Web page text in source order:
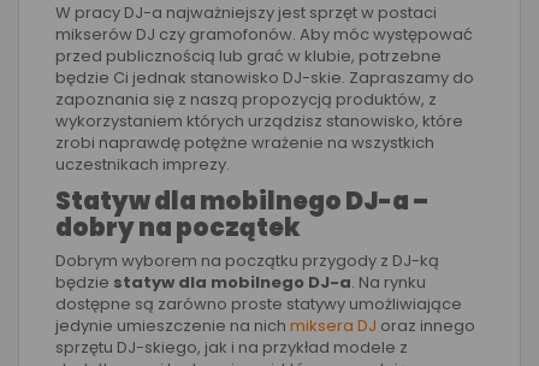
W pracy DJ-a najważniejszy jest sprzęt w postaci
mikserów DJ czy gramofonów. Aby móc występować
przed publicznością lub grać w klubie, potrzebne
będzie Ci jednak stanowisko DJ-skie. Zapraszamy do
zapoznania się z naszą propozycją produktów, z
wykorzystaniem których urządzisz stanowisko, które
zrobi naprawdę potężne wrażenie na wszystkich
uczestnikach imprezy.
Statyw dla mobilnego DJ-a –
dobry na początek
Dobrym wyborem na początku przygody z DJ-ką
będzie statyw dla mobilnego DJ-a. Na rynku
dostępne są zarówno proste statywy umożliwiające
jedynie umieszczenie na nich miksera DJ oraz innego
sprzętu DJ-skiego, jak i na przykład modele z